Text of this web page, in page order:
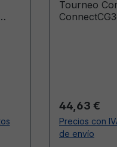
Tourneo
Precio
44,63 €
Precios con
de envío